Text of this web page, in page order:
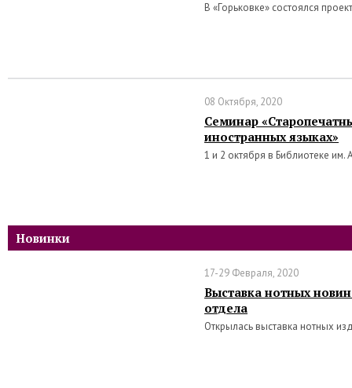
В «Горьковке» состоялся
08 Октября, 2020
Семинар
иностранных языках»
1 и 2 октября в Библиотеке
Новинки
17-29 Февраля, 2020
Выставка нотных
отдела
Открылась выставка нотных